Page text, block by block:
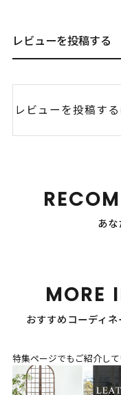
レビューを投稿する
レビューを投稿す
あ
MORE
おすすめコーディネ
特集ページでもご紹介し